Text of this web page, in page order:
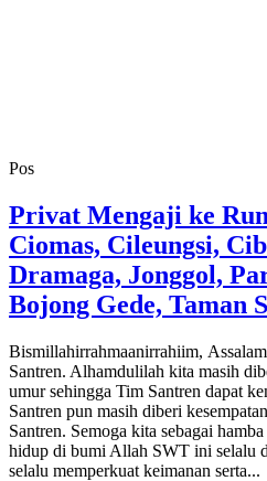
Pos
Privat Mengaji ke
Ciomas, Cileungsi,
Dramaga, Jonggol,
Bojong Gede, Taman
Bismillahirrahmaanirrahiim,
Santren. Alhamdulilah kita masih
umur sehingga Tim Santren dapat
Santren pun masih diberi
Santren. Semoga kita sebagai
hidup di bumi Allah SWT ini selalu
selalu memperkuat keimanan serta...